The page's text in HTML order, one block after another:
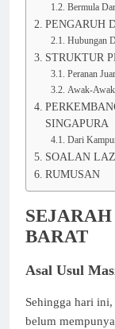
Bermula
PENGARUH
Hubungan
STRUKTUR
Peranan
Awak-
SINGAPURA
Dari
SOALAN
RUMUSAN
BARAT
Asal Usul
Sehingga hari
belum